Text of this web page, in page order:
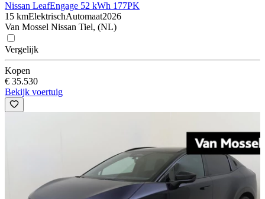
Nissan LeafEngage 52 kWh 177PK
15 kmElektrischAutomaat2026
Van Mossel Nissan Tiel, (NL)
Vergelijk
Kopen
€ 35.530
Bekijk voertuig